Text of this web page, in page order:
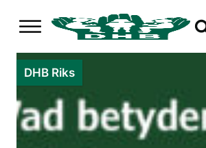
DHB Riks